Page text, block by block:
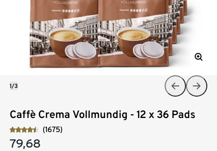
Caffè Crema Vollmundig - 12 x 36 Pads
(1675)
79,68
1/3